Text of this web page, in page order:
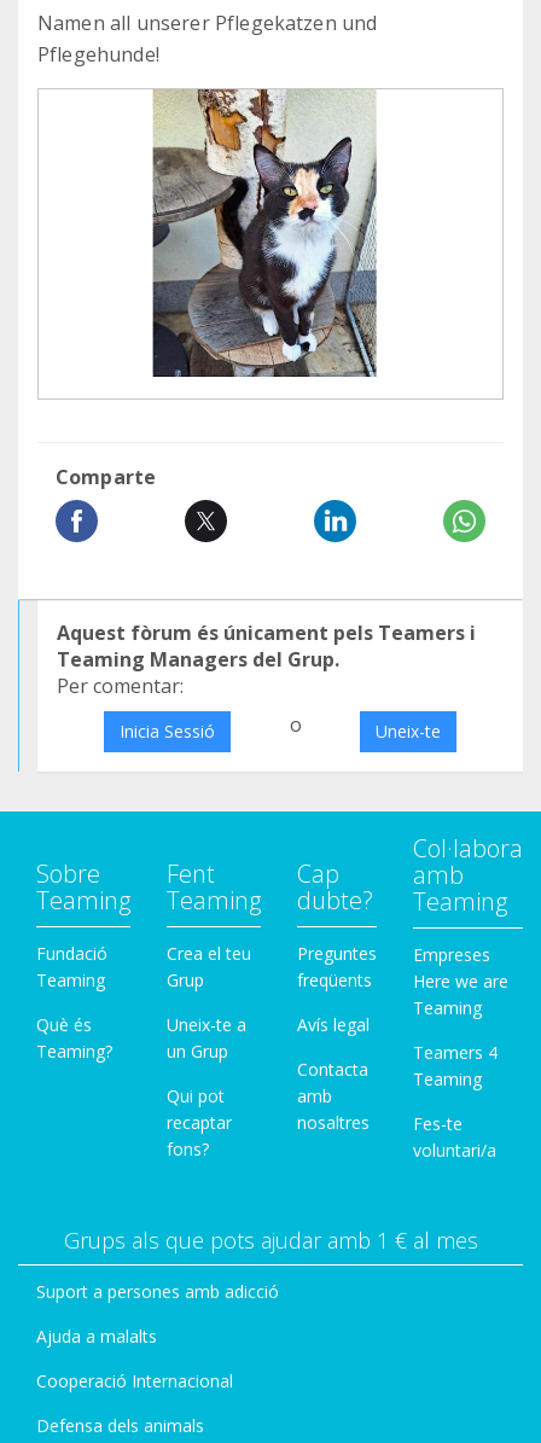
Namen all unserer Pflegekatzen und
Pflegehunde!
Comparte
Aquest fòrum és únicament pels Teamers i
Teaming Managers del Grup.
Per comentar:
Inicia Sessió o Uneix-te
Sobre
Teaming
Fundació
Teaming
Què és
Teaming?
Fent
Teaming
Crea el teu
Grup
Uneix-te a
un Grup
Qui pot
recaptar
fons?
Cap
dubte?
Preguntes
freqüents
Avís legal
Contacta
amb
nosaltres
Col·labora
amb
Teaming
Empreses
Here we are
Teaming
Teamers 4
Teaming
Fes-te
voluntari/a
Grups als que pots ajudar amb 1 € al mes
Suport a persones amb adicció
Ajuda a malalts
Cooperació Internacional
Defensa dels animals